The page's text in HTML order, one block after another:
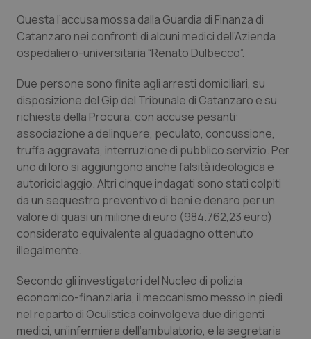
Lazio
Lombardia
Marche
Molise
Piemonte
Provincia Autonoma di Bolzano
Provincia Autonoma di Trento
Puglia
Diabete & glucometri
Dolore
Donna & Salute
Epatiti
HIV
Infezioni & Febbre
Ipertensione & Scompenso
Malattie rare
Questa l’accusa mossa dalla Guardia di Finanza di
Catanzaro nei confronti di alcuni medici dell’Azienda
ospedaliero-universitaria “Renato Dulbecco”.
Due persone sono finite agli arresti domiciliari, su
disposizione del Gip del Tribunale di Catanzaro e su
richiesta della Procura, con accuse pesanti:
associazione a delinquere, peculato, concussione,
truffa aggravata, interruzione di pubblico servizio. Per
uno di loro si aggiungono anche falsità ideologica e
autoriciclaggio. Altri cinque indagati sono stati colpiti
da un sequestro preventivo di beni e denaro per un
valore di quasi un milione di euro (984.762,23 euro)
considerato equivalente al guadagno ottenuto
illegalmente.
Secondo gli investigatori del Nucleo di polizia
economico-finanziaria, il meccanismo messo in piedi
nel reparto di Oculistica coinvolgeva due dirigenti
medici, un’infermiera dell’ambulatorio, e la segretaria